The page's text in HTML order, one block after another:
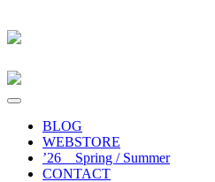
BLOG
WEBSTORE
’26 Spring / Summer
CONTACT